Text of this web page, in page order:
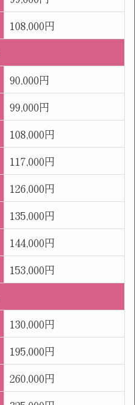
108,000円
90,000円
99,000円
108,000円
117,000円
126,000円
135,000円
144,000円
153,000円
130,000円
195,000円
260,000円